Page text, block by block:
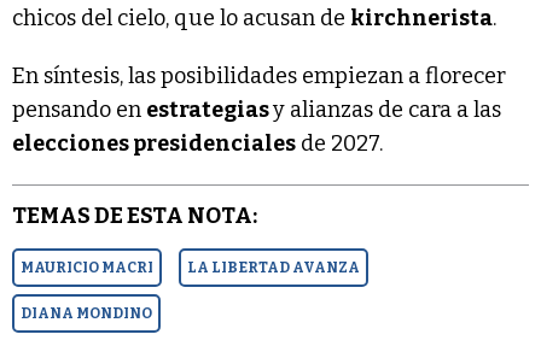
chicos del cielo, que lo acusan de kirchnerista.
En síntesis, las posibilidades empiezan a florecer
pensando en estrategiasy alianzas de cara a las
elecciones presidenciales de 2027.
TEMAS DE ESTA NOTA:
MAURICIO MACRI LA LIBERTAD AVANZA
DIANA MONDINO